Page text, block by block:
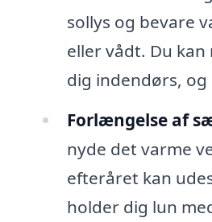
sollys og bevare
eller vådt. Du
dig indendørs,
Forlængelse af
nyde det varme
efteråret kan
holder dig lun